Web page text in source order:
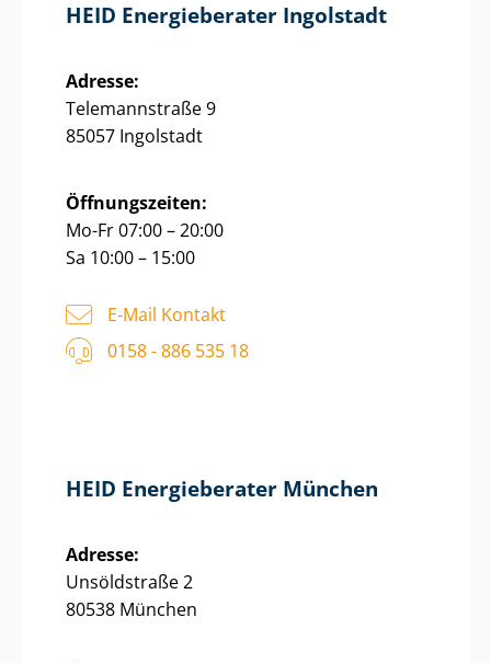
HEID Energieberater Ingolstadt
Adresse:
Telemannstraße 9
85057 Ingolstadt
Öffnungszeiten:
Mo-Fr 07:00 – 20:00
Sa 10:00 – 15:00
E-Mail Kontakt
0158 - 886 535 18
HEID Energieberater München
Adresse:
Unsöldstraße 2
80538 München